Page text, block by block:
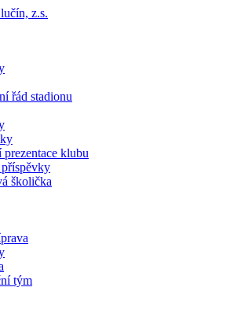
z.s.
řád stadionu
klubu
školička
tým